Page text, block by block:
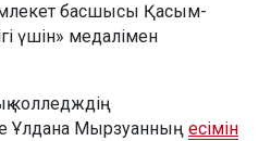
басшысы Қасым-
үшін» медалімен
колледждің
Ұлдана Мырзуанның есімін